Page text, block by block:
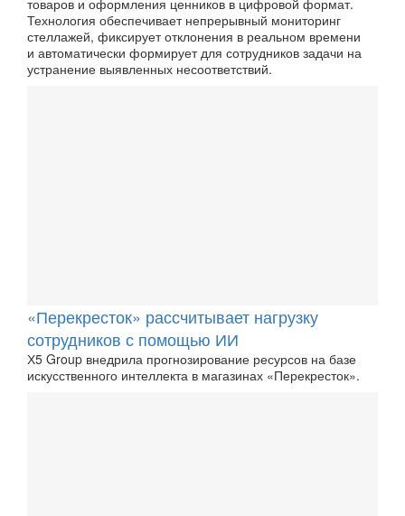
товаров и оформления ценников в цифровой формат.
Технология обеспечивает непрерывный мониторинг
стеллажей, фиксирует отклонения в реальном времени
и автоматически формирует для сотрудников задачи на
устранение выявленных несоответствий.
«Перекресток» рассчитывает нагрузку
сотрудников с помощью ИИ
Х5 Group внедрила прогнозирование ресурсов на базе
искусственного интеллекта в магазинах «Перекресток».